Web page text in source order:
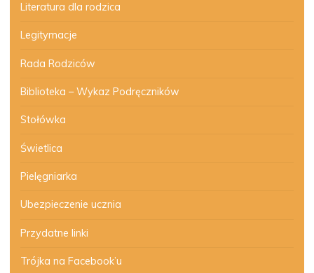
Literatura dla rodzica
Legitymacje
Rada Rodziców
Biblioteka – Wykaz Podręczników
Stołówka
Świetlica
Pielęgniarka
Ubezpieczenie ucznia
Przydatne linki
Trójka na Facebook’u